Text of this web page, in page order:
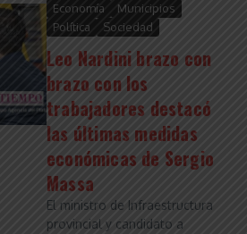
Economía
Municipios
Política
Sociedad
Leo Nardini brazo con
brazo con los
trabajadores destacó
las últimas medidas
económicas de Sergio
Massa
El ministro de Infraestructura
provincial y candidato a